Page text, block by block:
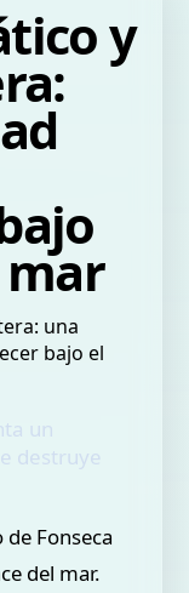
y
mar
un
destruye
Fonseca
del mar.